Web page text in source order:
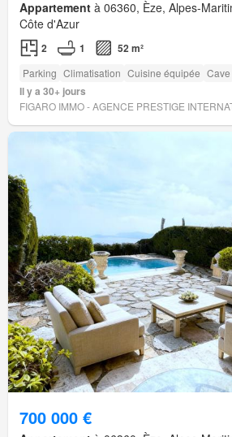
Appartement à 06360, Èze, Alpes-
Côte d'Azur
2 1 52 m²
Parking Climatisation Cuisine équipée Cave
Il y a 30+ jours
FIGARO IMMO - AGENCE PRESTIGE
700 000 €